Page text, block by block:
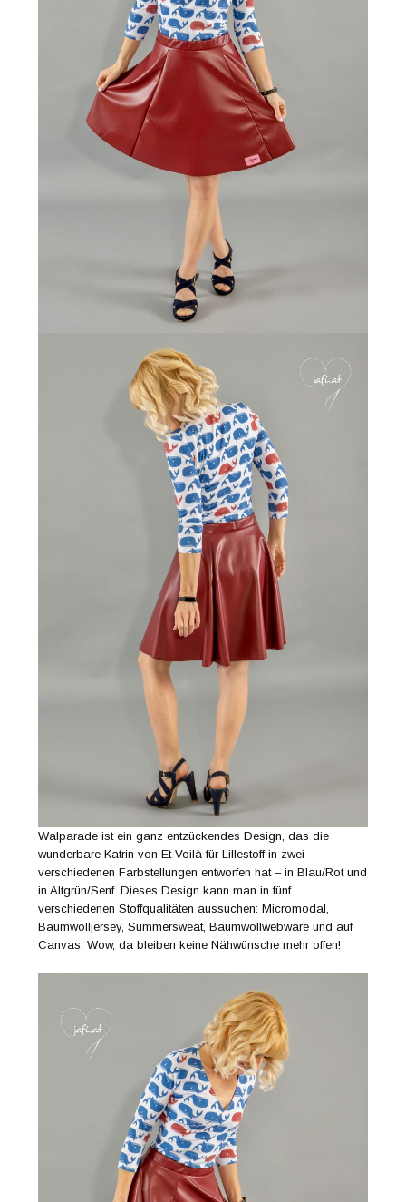
Walparade ist ein ganz entzückendes Design, das die
wunderbare Katrin von Et Voilà für Lillestoff in zwei
verschiedenen Farbstellungen entworfen hat – in Blau/Rot und
in Altgrün/Senf. Dieses Design kann man in fünf
verschiedenen Stoffqualitäten aussuchen: Micromodal,
Baumwolljersey, Summersweat, Baumwollwebware und auf
Canvas. Wow, da bleiben keine Nähwünsche mehr offen!